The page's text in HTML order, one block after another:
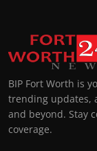
BIP Fort Worth is
trending updates,
and beyond. Stay
coverage.